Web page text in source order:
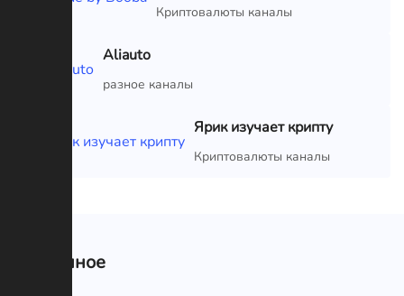
Криптовалюты каналы
Aliauto
разное каналы
Ярик изучает крипту
Криптовалюты каналы
Связанное